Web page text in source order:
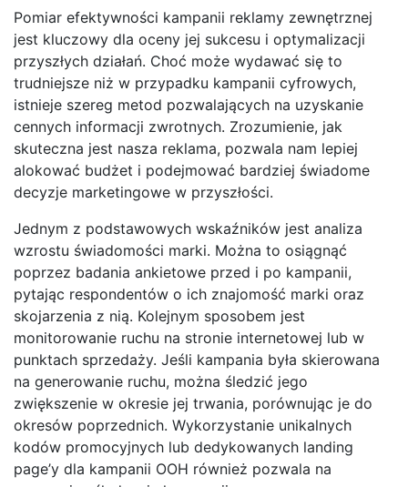
Pomiar efektywności kampanii reklamy zewnętrznej
jest kluczowy dla oceny jej sukcesu i optymalizacji
przyszłych działań. Choć może wydawać się to
trudniejsze niż w przypadku kampanii cyfrowych,
istnieje szereg metod pozwalających na uzyskanie
cennych informacji zwrotnych. Zrozumienie, jak
skuteczna jest nasza reklama, pozwala nam lepiej
alokować budżet i podejmować bardziej świadome
decyzje marketingowe w przyszłości.
Jednym z podstawowych wskaźników jest analiza
wzrostu świadomości marki. Można to osiągnąć
poprzez badania ankietowe przed i po kampanii,
pytając respondentów o ich znajomość marki oraz
skojarzenia z nią. Kolejnym sposobem jest
monitorowanie ruchu na stronie internetowej lub w
punktach sprzedaży. Jeśli kampania była skierowana
na generowanie ruchu, można śledzić jego
zwiększenie w okresie jej trwania, porównując je do
okresów poprzednich. Wykorzystanie unikalnych
kodów promocyjnych lub dedykowanych landing
page’y dla kampanii OOH również pozwala na